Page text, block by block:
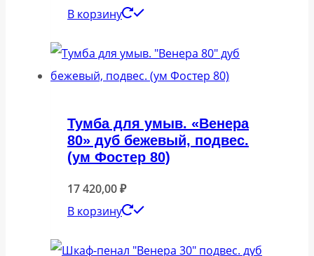
В корзину
Тумба для умыв. «Венера
80» дуб бежевый, подвес.
(ум Фостер 80)
17 420,00₽
В корзину